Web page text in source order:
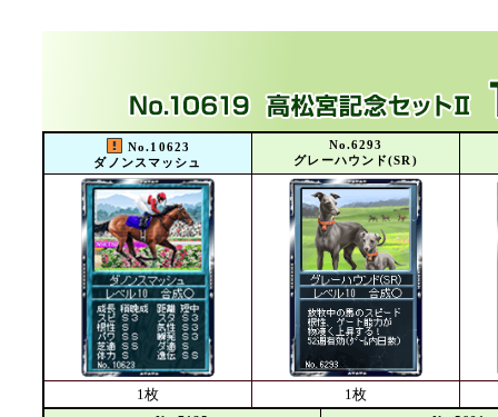
No.10623
ダノンスマッシュ
No.6293
グレーハウンド(SR)
1枚 1枚